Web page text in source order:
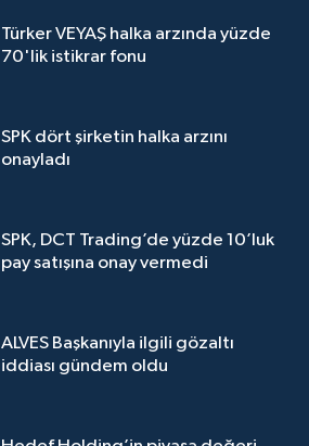
Türker VEYAŞ halka arzında yüzde
70'lik istikrar fonu
SPK dört şirketin halka arzını
onayladı
SPK, DCT Trading’de yüzde 10’luk
pay satışına onay vermedi
ALVES Başkanıyla ilgili gözaltı
iddiası gündem oldu